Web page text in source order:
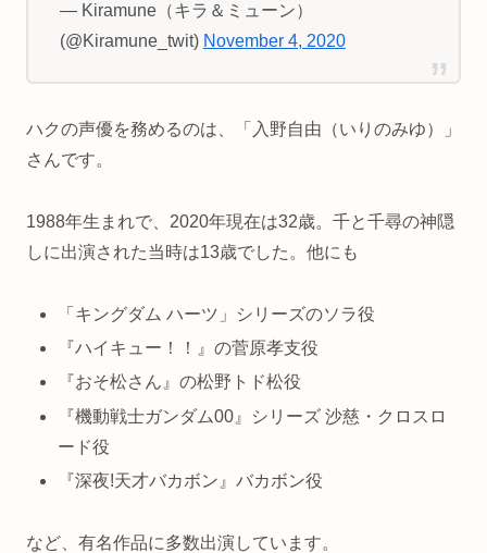
— Kiramune（キラ＆ミューン）
(@Kiramune_twit) November 4, 2020
ハクの声優を務めるのは、「入野自由（いりのみゆ）」
さんです。
1988年生まれで、2020年現在は32歳。千と千尋の神隠
しに出演された当時は13歳でした。他にも
「キングダム ハーツ」シリーズのソラ役
『ハイキュー！！』の菅原孝支役
『おそ松さん』の松野トド松役
『機動戦士ガンダム00』シリーズ 沙慈・クロスロ
ード役
『深夜!天才バカボン』バカボン役
など、有名作品に多数出演しています。